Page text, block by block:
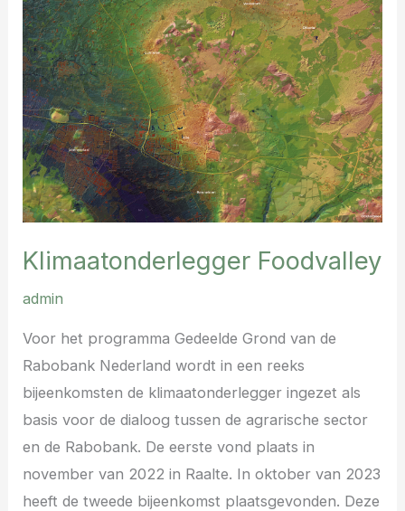
Klimaatonderlegger Foodvalley
admin
Voor het programma Gedeelde Grond van de
Rabobank Nederland wordt in een reeks
bijeenkomsten de klimaatonderlegger ingezet als
basis voor de dialoog tussen de agrarische sector
en de Rabobank. De eerste vond plaats in
november van 2022 in Raalte. In oktober van 2023
heeft de tweede bijeenkomst plaatsgevonden. Deze